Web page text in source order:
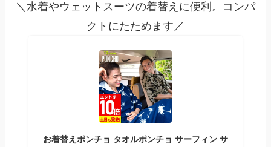
＼水着やウェットスーツの着替えに便利。コンパ
クトにたためます／
お着替えポンチョ タオルポンチョ サーフィン サ